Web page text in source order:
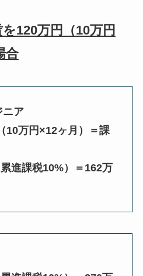
120万円（10万円
合
ニア
10万円×12ヶ月）＝課
進課税10%）＝162万